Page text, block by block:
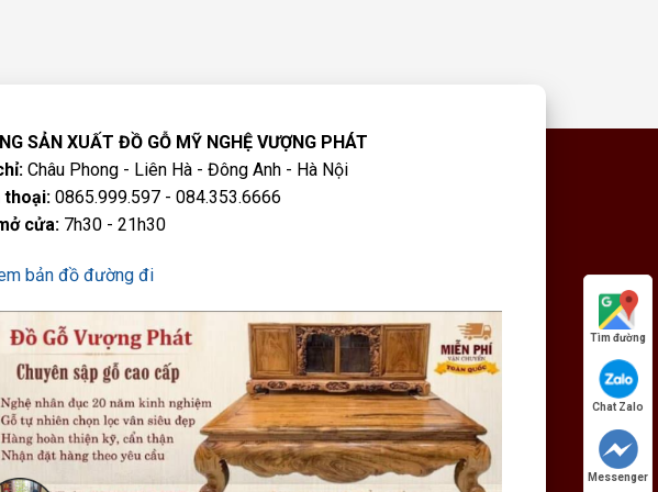
SẢN XUẤT ĐỒ GỖ MỸ NGHỆ VƯỢNG PHÁT
Châu Phong - Liên Hà - Đông Anh - Hà Nội
thoại: 0865.999.597 - 084.353.6666
cửa: 7h30 - 21h30
bản đồ đường đi
Tìm đường
Chat Zalo
Messenger